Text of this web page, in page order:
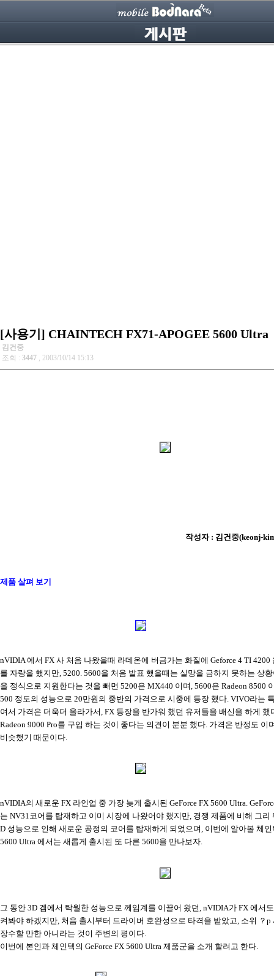
[사용기] CHAINTECH FX71-APOGEE 5600 Ultra
김건중
조회 : 3447 , 2003/10/14 15:13
작성자 : 김건중(keonj-
제품 살펴 보기
nVIDIA 에서 FX 사 처음 나왔을때 라데온에 버금가는 화질에 Geforce 4 TI 4200
를 자랑을 했지만, 5200. 5600을 처음 발표 했을때는 실망을 금하지 못하는 상
을 정식으로 지원한다는 것을 빼면 5200은 MX440 이며, 5600은 Radeon 8500
500 정도의 성능으로 20만원의 중반의 가격으로 시중에 등장 했다. VIVO라는
여서 가격은 더욱더 올라가서, FX 등장을 반가워 했던 유저들을 배신을 하게 했
Radeon 9000 Pro를 구입 하는 것이 좋다는 의견이 분분 했다. 가격은 반정도 이
비슷했기 때문이다.
nVIDIA의 새로운 FX 라인업 중 가장 늦게 출시된 GeForce FX 5600 Ultra.
는 NV31코어를 탑재하고 이미 시장에 나왔어야 했지만, 경쟁 제품에 비해 그리
D 성능으로 인해 새로운 공정의 코어를 탑재하게 되었으며, 이번에 알아볼 체인
5600 Ultra 에서는 새롭게 출시된 또 다른 5600을 만나보자.
그 동안 3D 겜에서 탁월한 성능으로 께임계를 이끌어 왔던, nVIDIA가 FX 에서
켜봐야 하겠지만, 처음 출시부터 드라이버 호완성으로 타격을 받았고, 소위 ？p
장수할 만한 아니라는 것이 주변의 평이다.
이번에 본인과 체인텍의 GeForce FX 5600 Ultra 제품군을 소개 할려고 한다.